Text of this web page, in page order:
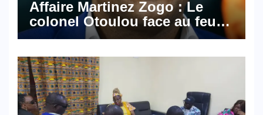
Affaire Martinez Zogo : Le
colonel Otoulou face au feu
croisé des avocats de la